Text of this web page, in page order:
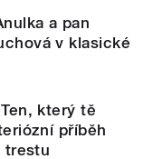
a pan
v klasické
který tě
příběh
trestu